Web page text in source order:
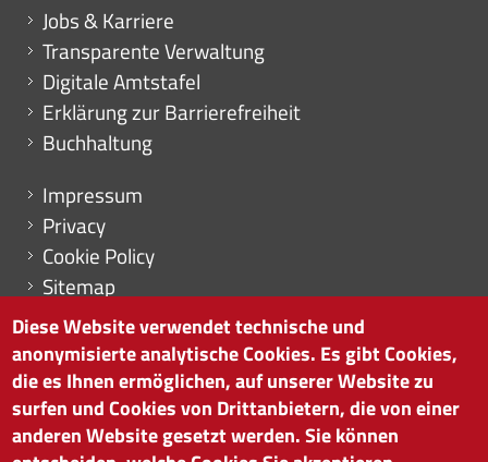
Mini menu di servizio
Jobs & Karriere
Transparente Verwaltung
Digitale Amtstafel
Erklärung zur Barrierefreiheit
Buchhaltung
Menu footer
Impressum
Privacy
Cookie Policy
Sitemap
Cookie-Einstellungen
HANDELSKAMMER BOZEN
Diese Website verwendet technische und
anonymisierte analytische Cookies. Es gibt Cookies,
die es Ihnen ermöglichen, auf unserer Website zu
surfen und Cookies von Drittanbietern, die von einer
anderen Website gesetzt werden. Sie können